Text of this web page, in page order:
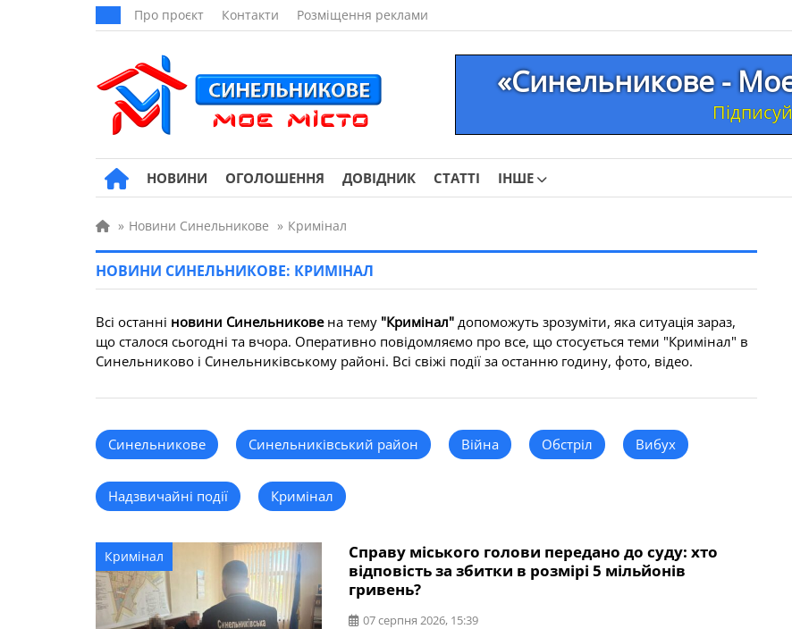
Про проєкт Контакти Розміщення реклами
«Синельникове -
НОВИНИ ОГОЛОШЕННЯ ДОВІДНИК СТАТТІ ІНШЕ
» Новини Синельникове » Кримінал
НОВИНИ СИНЕЛЬНИКОВЕ: КРИМІНАЛ
Всі останні новини Синельниковена тему "Кримінал" допоможуть зрозуміти, яка ситуація зараз,
що сталося сьогодні та вчора. Оперативно повідомляємо про все, що стосується теми "Кримінал" в
Синельниково і Синельниківському районі. Всі свіжі події за останню годину, фото, відео.
Синельникове Синельниківський район Війна Обстріл Вибух
Надзвичайні події Кримінал
Кримінал
Справу міського голови передано до суду: хто
відповість за збитки в розмірі 5 мільйонів
гривень?
07 серпня 2026, 15:39